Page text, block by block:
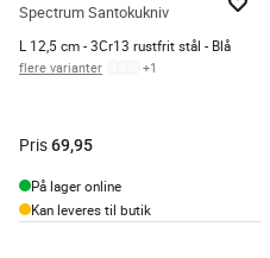
Spectrum Santokukniv
L 12,5 cm - 3Cr13 rustfrit stål - Blå
flere varianter +1
Pris69,95
På lager online
Kan leveres til butik